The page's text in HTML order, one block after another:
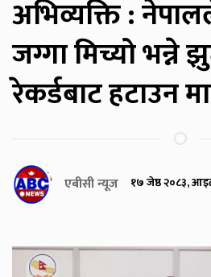
अभिव्यक्ति :
जग्गा मिच्यो
रेकर्डबाट हटाउन
एबीसी न्यूज १७ जेष्ठ २०८३,